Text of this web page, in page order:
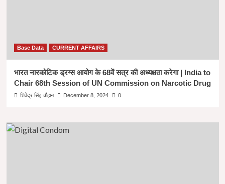
Base Data CURRENT AFFAIRS
भारत नारकोटिक ड्रग्स आयोग के 68वें सत्र की अध्यक्षता करेगा | India to
Chair 68th Session of UN Commission on Narcotic Drug
शिवेंद्र सिंह चौहान December 8, 2024 0